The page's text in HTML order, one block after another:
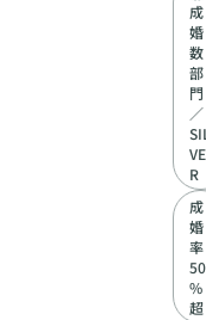
成
婚
数
部
門
／
VE
R
成
婚
率
50
%
超